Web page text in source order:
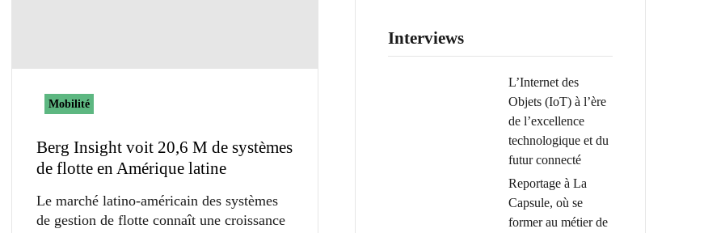
Mobilité
Berg Insight voit 20,6 M de systèmes
de flotte en Amérique latine
Le marché latino-américain des systèmes
de gestion de flotte connaît une croissance
Interviews
L’Internet des
Objets (IoT) à l’ère
de l’excellence
technologique et du
futur connecté
Reportage à La
Capsule, où se
former au métier de